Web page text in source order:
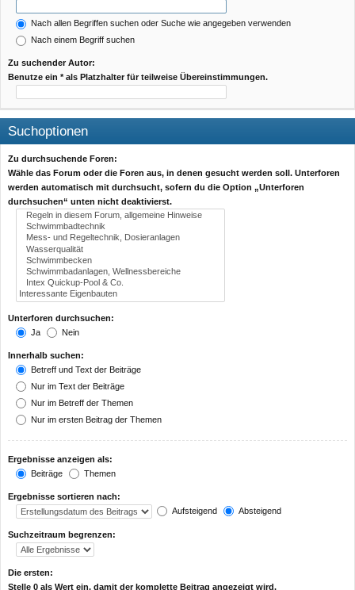
Nach allen Begriffen suchen oder Suche wie angegeben verwenden
Nach einem Begriff suchen
Zu suchender Autor:
Benutze ein * als Platzhalter für teilweise Übereinstimmungen.
Suchoptionen
Zu durchsuchende Foren:
Wähle das Forum oder die Foren aus, in denen gesucht werden soll. Unterforen
werden automatisch mit durchsucht, sofern du die Option „Unterforen
durchsuchen“ unten nicht deaktivierst.
Unterforen durchsuchen:
Ja
Nein
Innerhalb suchen:
Betreff und Text der Beiträge
Nur im Text der Beiträge
Nur im Betreff der Themen
Nur im ersten Beitrag der Themen
Ergebnisse anzeigen als:
Beiträge
Themen
Ergebnisse sortieren nach:
Aufsteigend
Absteigend
Suchzeitraum begrenzen:
Die ersten:
Stelle 0 als Wert ein, damit der komplette Beitrag angezeigt wird.